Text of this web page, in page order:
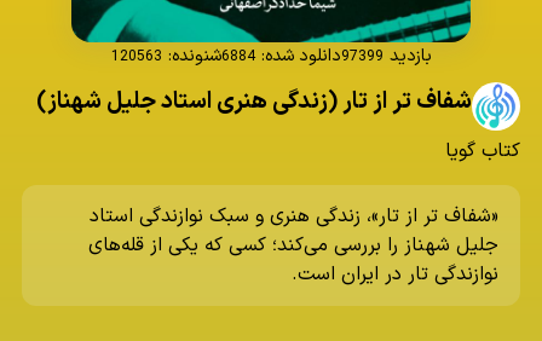
بازدید 97399دانلود شده: 6884شنونده: 120563
شفاف تر از تار (زندگی هنری استاد جلیل شهناز)
کتاب گویا
«شفاف تر از تار»، زندگی هنری و سبک نوازندگی استاد
جلیل شهناز را بررسی می‌کند؛ کسی که یکی از قله‌های
نوازندگی تار در ایران است.